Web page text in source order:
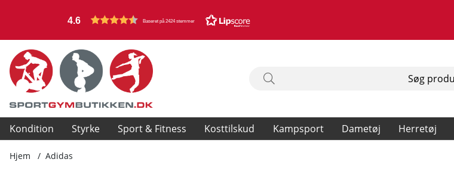
4.6 Baseret på 2424 stemmer
Kondition Styrke Sport & Fitness Kosttilskud Kampsport Dametøj Herretøj
Hjem Adidas